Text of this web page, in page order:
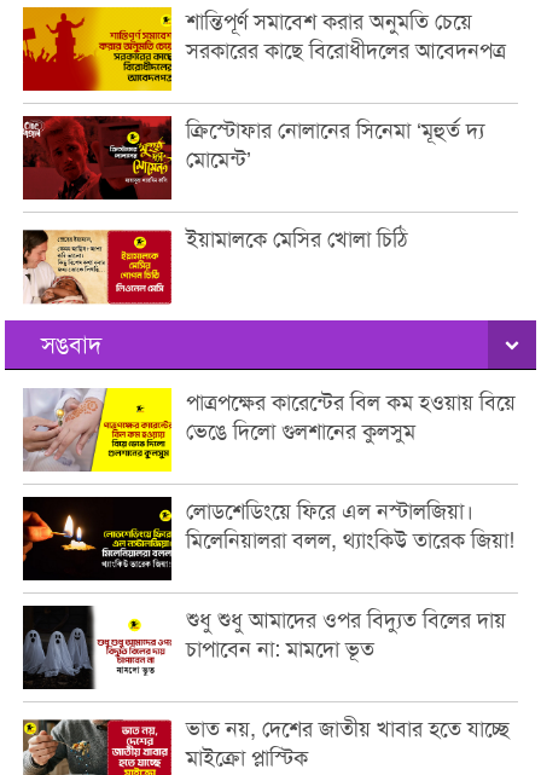
শান্তিপূর্ণ সমাবেশ করার অনুমতি চেয়ে
সরকারের কাছে বিরোধীদলের আবেদনপত্র
ক্রিস্টোফার নোলানের সিনেমা ‘মূহুর্ত দ্য
মোমেন্ট’
ইয়ামালকে মেসির খোলা চিঠি
সঙবাদ
পাত্রপক্ষের কারেন্টের বিল কম হওয়ায় বিয়ে
ভেঙে দিলো গুলশানের কুলসুম
লোডশেডিংয়ে ফিরে এল নস্টালজিয়া।
মিলেনিয়ালরা বলল, থ্যাংকিউ তারেক জিয়া!
শুধু শুধু আমাদের ওপর বিদ্যুত বিলের দায়
চাপাবেন না: মামদো ভূত
ভাত নয়, দেশের জাতীয় খাবার হতে যাচ্ছে
মাইক্রো প্লাস্টিক